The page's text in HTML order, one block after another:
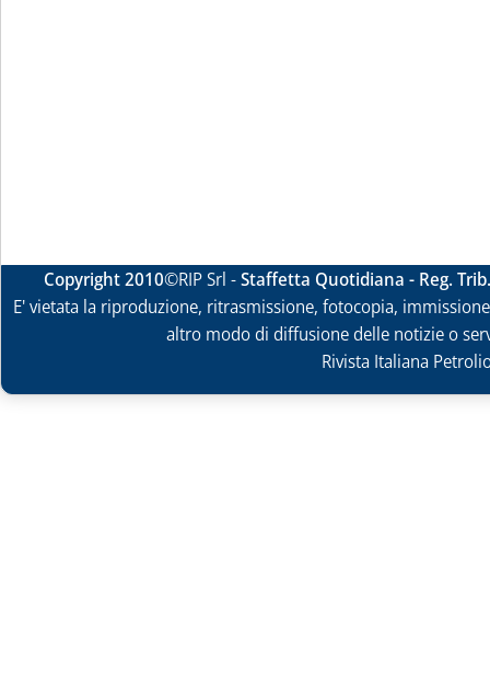
Copyright 2010©RIP Srl -Staffetta Quotidiana - Reg.
E' vietata la riproduzione, ritrasmissione, fotocopia,
altro modo di diffusione delle notizie o
Rivista Italiana